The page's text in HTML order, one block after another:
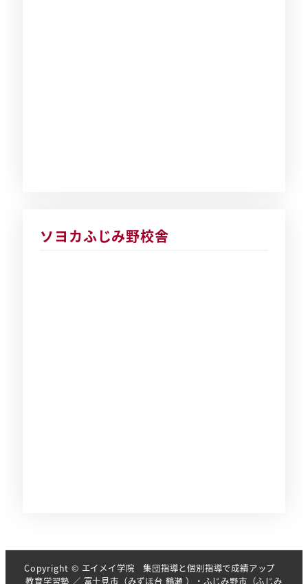
ソヨカふじみ野校舎
Copyright © エイメイ学院 集団指導と個別指導で成績アップ
教育学習塾 ／ 富士見市（みずほ台 鶴瀬 ）・ふじみ野市（ふじみ